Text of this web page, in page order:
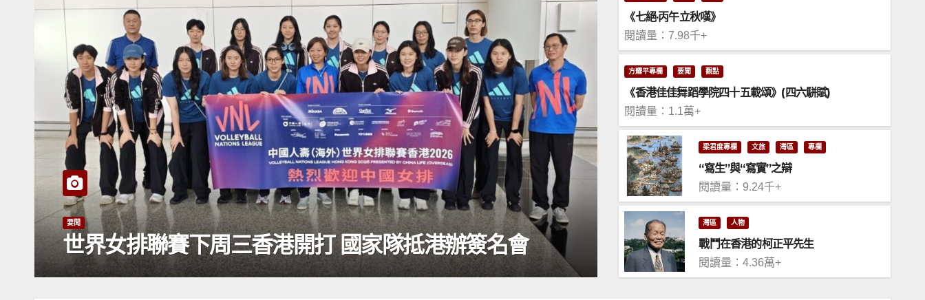
要聞
世界女排聯賽下周三香港開打 國家隊抵港辦簽名會
要聞
凌友詩冀台胞記取習近平「七
識」貢獻祖國
《七絕·丙午立秋嘆》
閱讀量：7.98千+
方耀平專欄 要聞 觀點
《香港佳佳舞蹈學院四十五載頌》(四六駢賦)
閱讀量：1.1萬+
梁君度專欄 文旅 灣區 專欄
“寫生”與“寫實”之辯
閱讀量：9.24千+
灣區 人物
戰鬥在香港的柯正平先生
閱讀量：4.36萬+